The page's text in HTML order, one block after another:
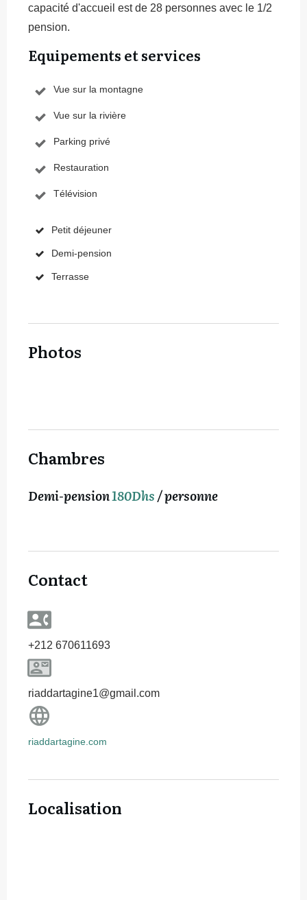
capacité d'accueil est de 28 personnes avec le 1/2
pension.
Equipements et services
Vue sur la montagne
Vue sur la rivière
Parking privé
Restauration
Télévision
Petit déjeuner
Demi-pension
Terrasse
Photos
Chambres
Demi-pension180Dhs/ personne
Contact
+212 670611693
riaddartagine1@gmail.com
riaddartagine.com
Localisation